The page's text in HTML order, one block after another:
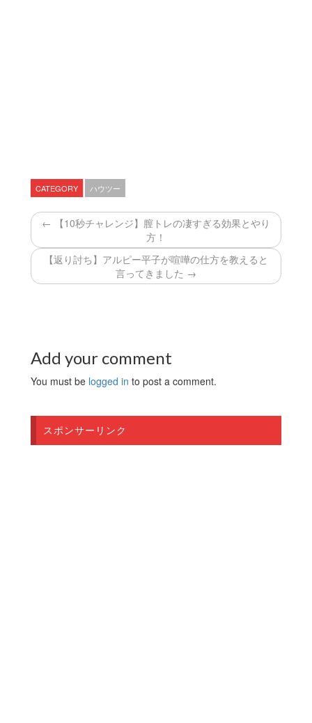
CATEGORY ハウツー
← 【10秒チャレンジ】膣トレの凄すぎる効果とやり
方！
【返り討ち】アルピー平子が喧嘩の仕方を教えると
言ってきました →
Add your comment
You must be logged in to post a comment.
スポンサーリンク